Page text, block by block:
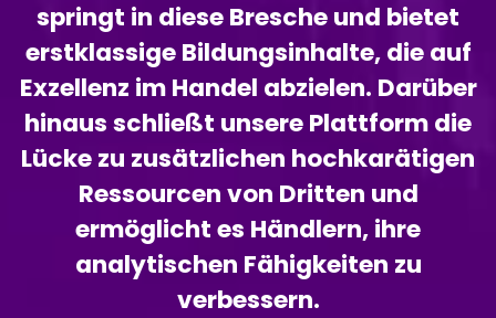
springt in diese Bresche und bietet
erstklassige Bildungsinhalte, die auf
Exzellenz im Handel abzielen. Darüber
hinaus schließt unsere Plattform die
Lücke zu zusätzlichen hochkarätigen
Ressourcen von Dritten und
ermöglicht es Händlern, ihre
analytischen Fähigkeiten zu
verbessern.